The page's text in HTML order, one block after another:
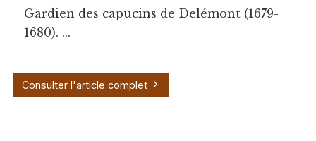
Gardien des capucins de Delémont (1679-
1680). ...
Consulter l'article complet